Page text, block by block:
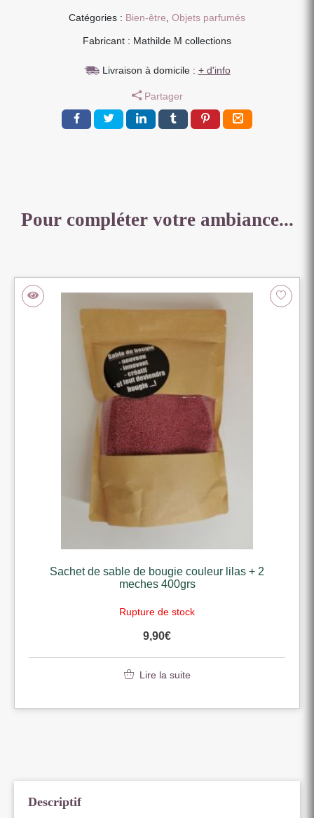
PAS
Catégories : Bien-être, Objets parfumés
Fabricant : Mathilde M collections
Livraison à domicile : + d'info
Partager
Pour compléter votre ambiance...
Sachet de sable de bougie couleur lilas + 2
meches 400grs
Rupture de stock
9,90€
Lire la suite
Descriptif